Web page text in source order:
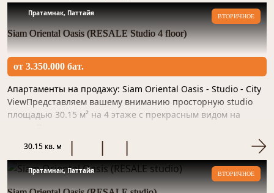
Пратамнак, Паттайя ВТОРИЧНОЕ
Siam Oriental Oasis (RESALE Studio 4 floor)
от 3.350.000 бат.
Апартаменты на продажу: Siam Oriental Oasis - Studio - City
ViewПредставляем вашему вниманию просторную studio
площадью 30.15 м² на 4 этаже с прекрасным видом на
30.15 кв. м
Пратамнак, Паттайя ВТОРИЧНОЕ